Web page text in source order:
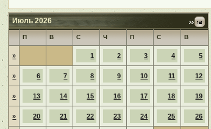
Июль 2026
П В С Ч П С В
» 1 2 3 4 5
» 6 7 8 9 10 11 12
» 13 14 15 16 17 18 19
» 20 21 22 23 24 25 26